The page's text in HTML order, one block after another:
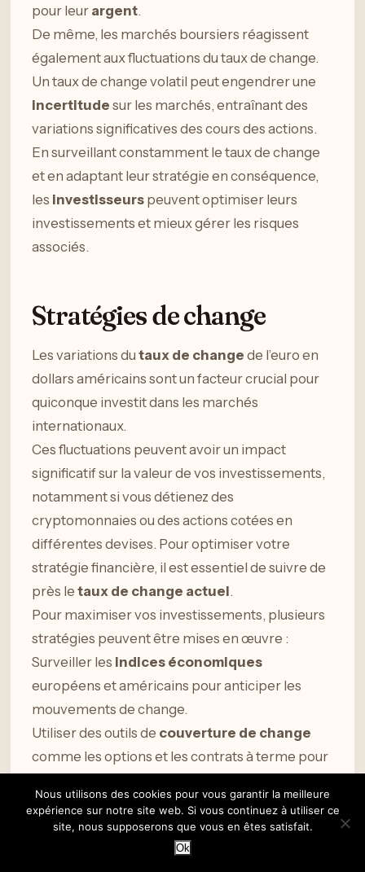
pour leur argent.
De même, les marchés boursiers réagissent
également aux fluctuations du taux de change.
Un taux de change volatil peut engendrer une
incertitude sur les marchés, entraînant des
variations significatives des cours des actions.
En surveillant constamment le taux de change
et en adaptant leur stratégie en conséquence,
les investisseurs peuvent optimiser leurs
investissements et mieux gérer les risques
associés.
Stratégies de change
Les variations du taux de change de l’euro en
dollars américains sont un facteur crucial pour
quiconque investit dans les marchés
internationaux.
Ces fluctuations peuvent avoir un impact
significatif sur la valeur de vos investissements,
notamment si vous détienez des
cryptomonnaies ou des actions cotées en
différentes devises. Pour optimiser votre
stratégie financière, il est essentiel de suivre de
près le taux de change actuel.
Pour maximiser vos investissements, plusieurs
stratégies peuvent être mises en œuvre :
Surveiller les indices économiques
européens et américains pour anticiper les
mouvements de change.
Utiliser des outils de couverture de change
comme les options et les contrats à terme pour
Investir dans desETF internationaux qui
offrent une diversification et une exposition
réduit aux risques de change.
Nous utilisons des cookies pour vous garantir la meilleure
expérience sur notre site web. Si vous continuez à utiliser ce
site, nous supposerons que vous en êtes satisfait.
Ok